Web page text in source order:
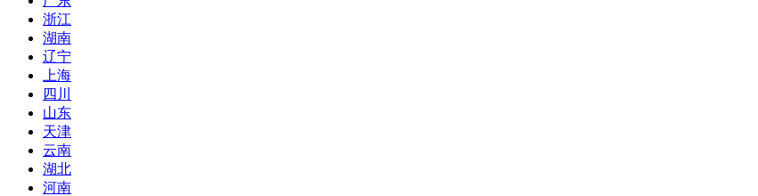
浙江
湖南
辽宁
上海
四川
山东
天津
云南
湖北
河南